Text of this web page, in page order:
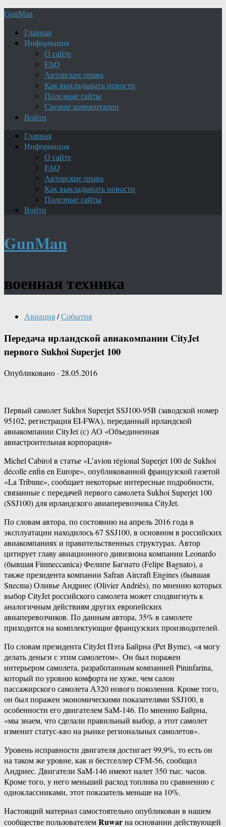
GunMan
Главная
Информация
О сайте
FAQ
Авторские права
Как выкладывать новости
Полезные сайты
Свежие комментарии
Войти
Главная
Информация
О сайте
FAQ
Авторские права
Как выкладывать новости
Полезные сайты
Войти
GunMan
военная техника
Авиация/События
Передача ирландской авиакомпании CityJet
первого Sukhoi Superjet 100
Опубликовано · 28.05.2016
Первый самолет Sukhoi Superjet SSJ100-95B (заводской номер
95102, регистрация EI-FWA), переданный ирландской
авиакомпании CityJet (с) АО «Объединенная
авиастроительная корпорация»
Michel Cabirol в статье «L’avion régional Superjet 100 de Sukhoi
décolle enfin en Europe», опубликованной французской газетой
«La Tribune», сообщает некоторые интересные подробности,
связанные с передачей первого самолета Sukhoi Superjet 100
(SSJ100) для ирландского авиаперевозчика CityJet.
По словам автора, по состоянию на апрель 2016 года в
эксплуатации находилось 67 SSJ100, в основном в российских
авиакомпаниях и правительственных структурах. Автор
цитирует главу авиационного дивизиона компании Leonardo
(бывшая Finmeccanica) Фелипе Багнато (Felipe Bagnato), а
также президента компании Safran Aircraft Engines (бывшая
Snecma) Оливье Андриес (Olivier Andriès), по мнению которых
выбор CityJet российского самолета может сподвигнуть к
аналогичным действиям других европейских
авиаперевозчиков. По данным автора, 35% в самолете
приходится на комплектующие французских производителей.
По словам президента CityJet Пэта Байрна (Pet Byrne), «я могу
делать деньги с этим самолетом». Он был поражен
интерьером самолета, разработанным компанией Pininfarina,
который по уровню комфорта не хуже, чем салон
пассажирского самолета А320 нового поколения. Кроме того,
он был поражен экономическими показателями SSJ100, в
особенности его двигателем SaM-146. По мнению Байрна,
«мы знаем, что сделали правильный выбор, а этот самолет
изменит статус-кво на рынке региональных самолетов».
Уровень исправности двигателя достигает 99,9%, то есть он
на таком же уровне, как и бестселлер CFM-56, сообщил
Андриес. Двигатели SaM-146 имеют налет 350 тыс. часов.
Кроме того, у него меньший расход топлива по сравнению с
одноклассниками, этот показатель меньше на 10%.
Настоящий материал самостоятельно опубликован в нашем
сообществе пользователемRuwarна основании действующей